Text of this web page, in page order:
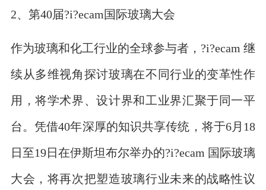
2、第40届?i?ecam国际玻璃大会
作为玻璃和化工行业的全球参与者，?i?ecam 继
续从多维视角探讨玻璃在不同行业的变革性作
用，将学术界、设计界和工业界汇聚于同一平
台。凭借40年深厚的知识共享传统，将于6月18
日至19日在伊斯坦布尔举办的?i?ecam 国际玻璃
大会，将再次把塑造玻璃行业未来的战略性议